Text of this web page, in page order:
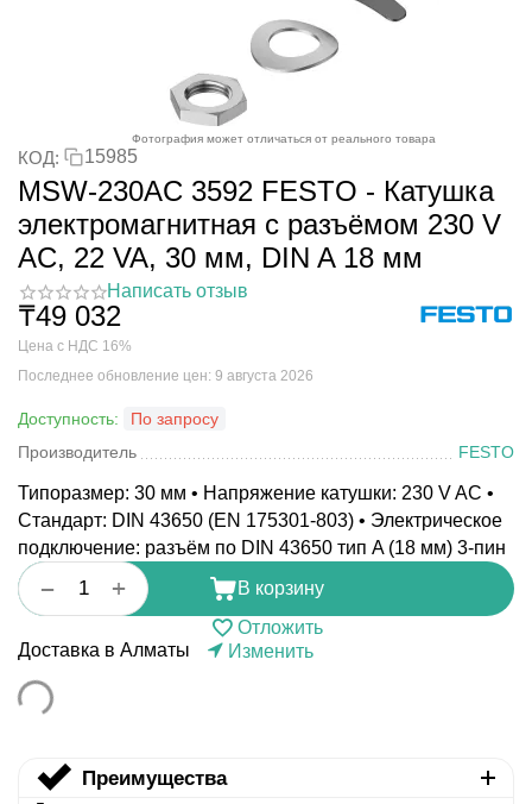
Фотография может отличаться от реального товара
КОД: 15985
MSW-230AC 3592 FESTO - Катушка
электромагнитная с разъёмом 230 V
AC, 22 VA, 30 мм, DIN A 18 мм
Написать отзыв
₸49 032
Цена с НДС 16%
Последнее обновление цен: 9 августа 2026
Доступность:
По запросу
Производитель
FESTO
Типоразмер: 30 мм • Напряжение катушки: 230 V AC •
Стандарт: DIN 43650 (EN 175301-803) • Электрическое
подключение: разъём по DIN 43650 тип A (18 мм) 3-пин
+
−
В корзину
Отложить
Доставка в Алматы
Изменить
Преимущества